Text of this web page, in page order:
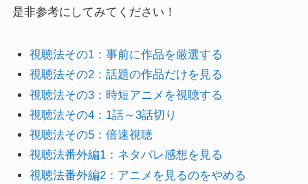
是非参考にしてみてください！
視聴法その1：事前に作品を厳選する
視聴法その2：話題の作品だけを見る
視聴法その3：時短アニメを視聴する
視聴法その4：1話～3話切り
視聴法その5：倍速視聴
視聴法番外編1：ネタバレ感想を見る
視聴法番外編2：アニメを見るのをやめる